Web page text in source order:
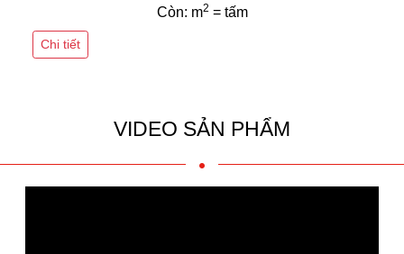
Còn: m2 = tấm
Chi tiết
VIDEO SẢN PHẨM